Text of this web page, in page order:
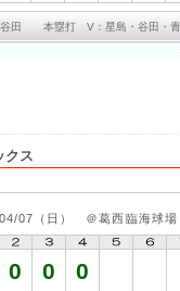
- 谷田 本塁打 V：星島・谷田
クス
07（日） ＠葛西臨海球場
0 0 0